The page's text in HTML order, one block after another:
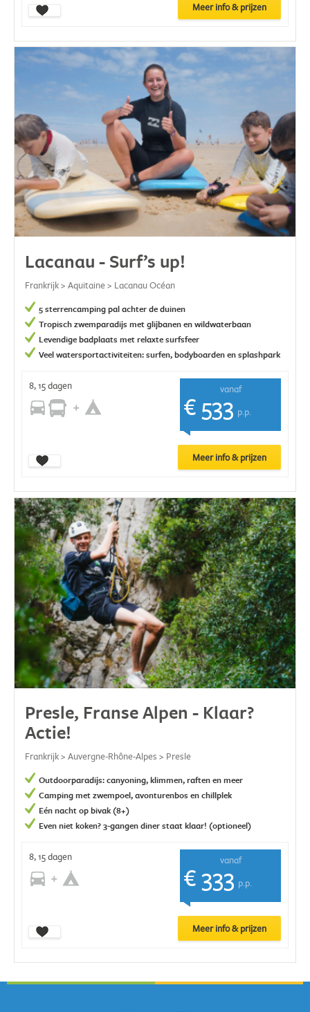
Meer info & prijzen
Lacanau - Surf’s up!
Frankrijk > Aquitaine > Lacanau Océan
5 sterrencamping pal achter de duinen
Tropisch zwemparadijs met glijbanen en wildwaterbaan
Levendige badplaats met relaxte surfsfeer
Veel watersportactiviteiten: surfen, bodyboarden en splashpark
vanaf
€ 533 p.p.
8, 15 dagen
Meer info & prijzen
Presle, Franse Alpen - Klaar?
Actie!
Frankrijk > Auvergne-Rhône-Alpes > Presle
Outdoorparadijs: canyoning, klimmen, raften en meer
Camping met zwempoel, avonturenbos en chillplek
Eén nacht op bivak (8+)
Even niet koken? 3-gangen diner staat klaar! (optioneel)
vanaf
€ 333 p.p.
8, 15 dagen
Meer info & prijzen